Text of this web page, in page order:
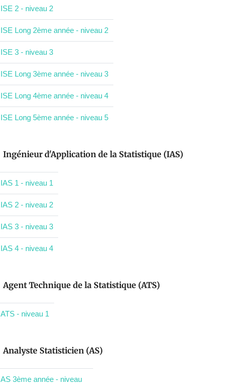
ISE 2 - niveau 2
ISE Long 2ème année - niveau 2
ISE 3 - niveau 3
ISE Long 3ème année - niveau 3
ISE Long 4ème année - niveau 4
ISE Long 5ème année - niveau 5
Ingénieur d'Application de la Statistique (IAS)
IAS 1 - niveau 1
IAS 2 - niveau 2
IAS 3 - niveau 3
IAS 4 - niveau 4
Agent Technique de la Statistique (ATS)
ATS - niveau 1
Analyste Statisticien (AS)
AS 3ème année - niveau